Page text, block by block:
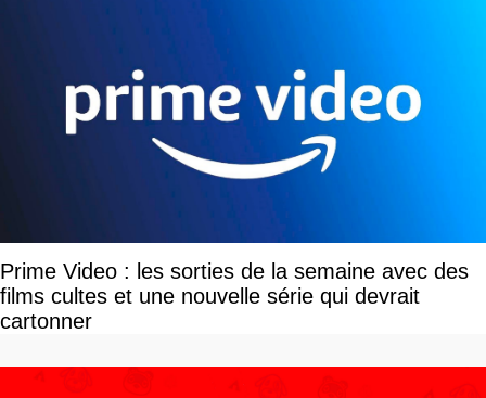
Prime Video : les sorties de la semaine avec des
films cultes et une nouvelle série qui devrait
cartonner